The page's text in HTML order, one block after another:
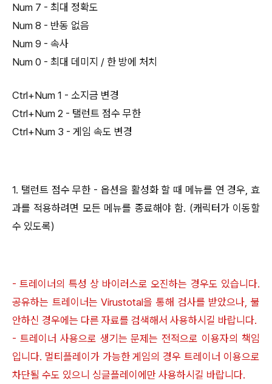
Num 7 - 최대 정확도
Num 8 - 반동 없음
Num 9 - 속사
Num 0 - 최대 데미지 / 한 방에 처치
Ctrl+Num 1 - 소지금 변경
Ctrl+Num 2 - 탤런트 점수 무한
Ctrl+Num 3 - 게임 속도 변경
1. 탤런트 점수 무한 - 옵션을 활성화 할 때 메뉴를 연 경우, 효
과를 적용하려면 모든 메뉴를 종료해야 함. (캐릭터가 이동할
수 있도록)
- 트레이너의 특성 상 바이러스로 오진하는 경우도 있습니다.
공유하는 트레이너는 Virustotal을 통해 검사를 받았으나, 불
안하신 경우에는 다른 자료를 검색해서 사용하시길 바랍니다.
- 트레이너 사용으로 생기는 문제는 전적으로 이용자의 책임
입니다. 멀티플레이가 가능한 게임의 경우 트레이너 이용으로
차단될 수도 있으니 싱글플레이에만 사용하시길 바랍니다.